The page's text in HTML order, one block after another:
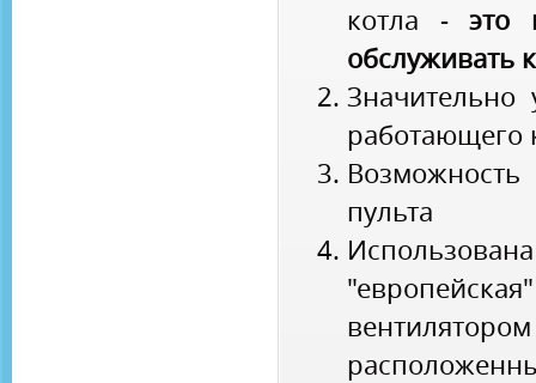
котла -это
обслуживать
работающего
пульта